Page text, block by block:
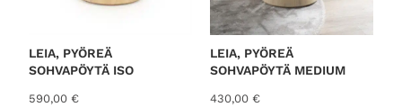
l
e
LEIA, PYÖREÄ
SOHVAPÖYTÄ ISO
590,00 €
LEIA, PYÖREÄ
SOHVAPÖYTÄ MEDIUM
430,00 €